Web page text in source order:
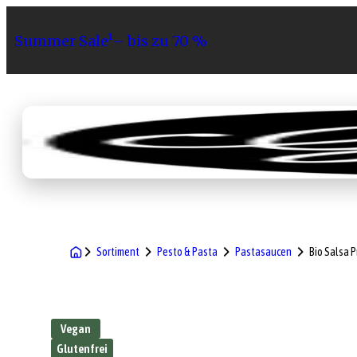
Summer Sale¹– bis zu 70 %
Sortiment Geschenke
Sortiment Pesto & Pasta Pastasaucen Bio Salsa
Vegan
Glutenfrei